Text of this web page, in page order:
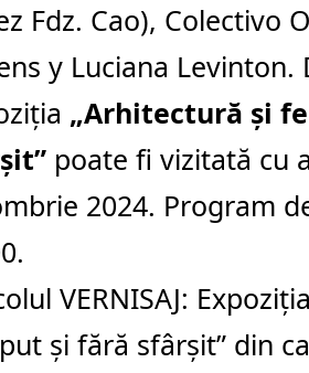
Fdz. Cao), Colectivo
y Luciana
„Arhitectură și
poate fi vizitată cu
2024. Program
VERNISAJ:
și fără sfârșit” din